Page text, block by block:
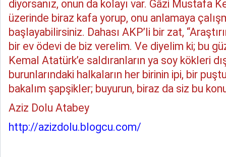
diyorsanız, onun da kolayı var. Gâzi Mustafa
üzerinde biraz kafa yorup, onu anlamaya
başlayabilirsiniz. Dahası AKP’li bir zat,
bir ev ödevi de biz verelim. Ve diyelim ki; bu
Kemal Atatürk’e saldıranların ya soy kökleri
burunlarındaki halkaların her birinin ipi, bir
bakalım şapşikler; buyurun, biraz da siz bu
Aziz Dolu Atabey
http://azizdolu.blogcu.com/